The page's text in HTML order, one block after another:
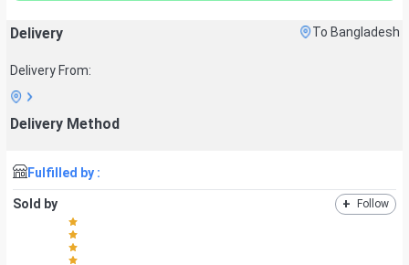
Delivery To Bangladesh
Delivery From:
Delivery Method
Fulfilled by :
Sold by + Follow